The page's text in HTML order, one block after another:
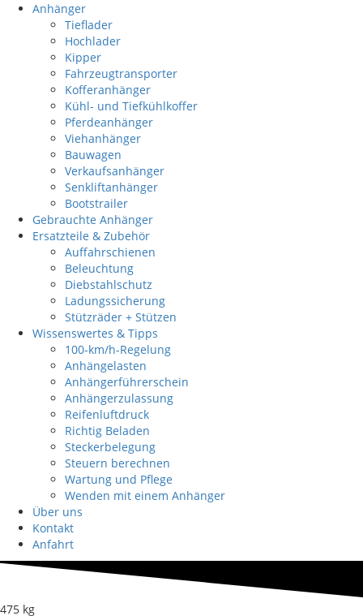
Anhänger
Tieflader
Hochlader
Kipper
Fahrzeugtransporter
Kofferanhänger
Kühl- und Tiefkühlkoffer
Pferdeanhänger
Viehanhänger
Bauwagen
Verkaufsanhänger
Senkliftanhänger
Bootstrailer
Gebrauchte Anhänger
Ersatzteile & Zubehör
Auffahrschienen
Beleuchtung
Diebstahlschutz
Ladungssicherung
Stützräder + Stützen
Wissenswertes & Tipps
100-km/h-Regelung
Anhängelasten
Anhängerführerschein
Anhängerzulassung
Reifenluftdruck
Richtig Beladen
Steckerbelegung
Steuern berechnen
Wartung und Pflege
Wenden mit einem Anhänger
Über uns
Kontakt
Anfahrt
475 kg